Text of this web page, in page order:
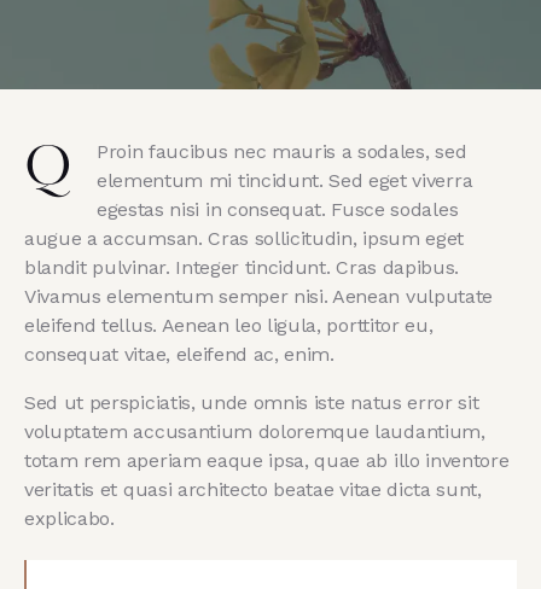
Q
Proin faucibus nec mauris a sodales, sed
elementum mi tincidunt. Sed eget viverra
egestas nisi in consequat. Fusce sodales
augue a accumsan. Cras sollicitudin, ipsum eget
blandit pulvinar. Integer tincidunt. Cras dapibus.
Vivamus elementum semper nisi. Aenean vulputate
eleifend tellus. Aenean leo ligula, porttitor eu,
consequat vitae, eleifend ac, enim.
Sed ut perspiciatis, unde omnis iste natus error sit
voluptatem accusantium doloremque laudantium,
totam rem aperiam eaque ipsa, quae ab illo inventore
veritatis et quasi architecto beatae vitae dicta sunt,
explicabo.